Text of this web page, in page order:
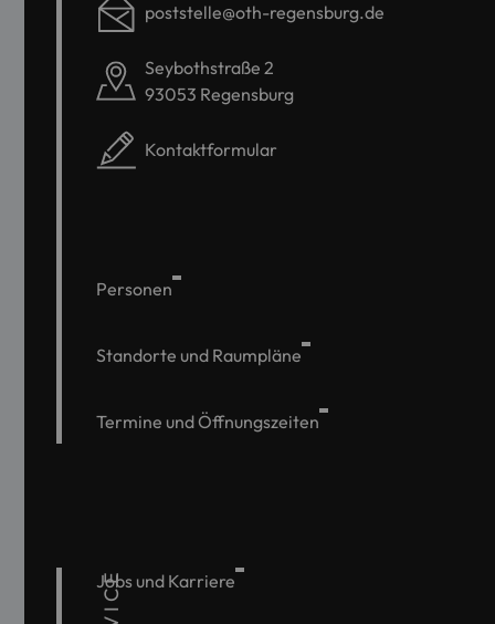
poststelle@oth-regensburg.de
Seybothstraße 2
93053 Regensburg
Kontaktformular
Personen
Standorte und Raumpläne
Termine und Öffnungszeiten
Jobs und Karriere